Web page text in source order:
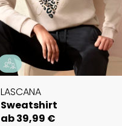
LASCANA
Sweatshirt
ab 39,99 €